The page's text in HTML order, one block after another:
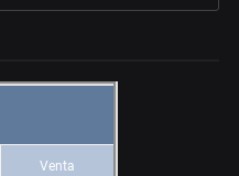
Venta